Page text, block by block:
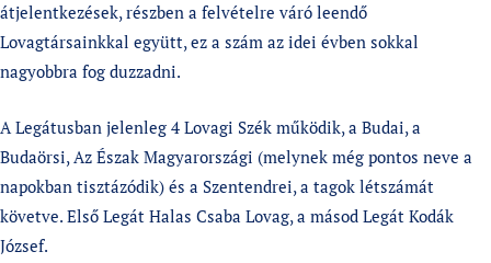
átjelentkezések, részben a felvételre váró leendő
Lovagtársainkkal együtt, ez a szám az idei évben sokkal
nagyobbra fog duzzadni.
A Legátusban jelenleg 4 Lovagi Szék működik, a Budai, a
Budaörsi, Az Észak Magyarországi (melynek még pontos neve a
napokban tisztázódik) és a Szentendrei, a tagok létszámát
követve. Első Legát Halas Csaba Lovag, a másod Legát Kodák
József.